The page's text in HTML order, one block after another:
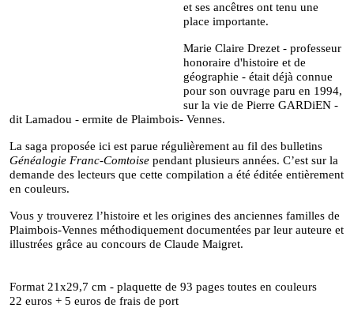
et ses ancêtres ont tenu une
place importante.
Marie Claire Drezet - professeur
honoraire d'histoire et de
géographie - était déjà connue
pour son ouvrage paru en 1994,
sur la vie de Pierre GARDiEN -
dit Lamadou - ermite de Plaimbois- Vennes.
La saga proposée ici est parue régulièrement au fil des bulletins
Généalogie Franc-Comtoise pendant plusieurs années. C’est sur la
demande des lecteurs que cette compilation a été éditée entièrement
en couleurs.
Vous y trouverez l’histoire et les origines des anciennes familles de
Plaimbois-Vennes méthodiquement documentées par leur auteure et
illustrées grâce au concours de Claude Maigret.
Format 21x29,7 cm - plaquette de 93 pages toutes en couleurs
22 euros + 5 euros de frais de port